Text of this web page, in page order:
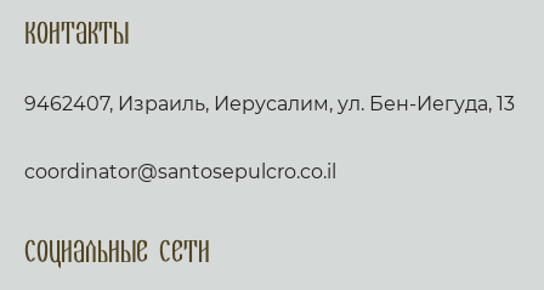
Контакты
9462407, Израиль, Иерусалим, ул. Бен-Иегуда, 13
coordinator@santosepulcro.co.il
Социальные сети